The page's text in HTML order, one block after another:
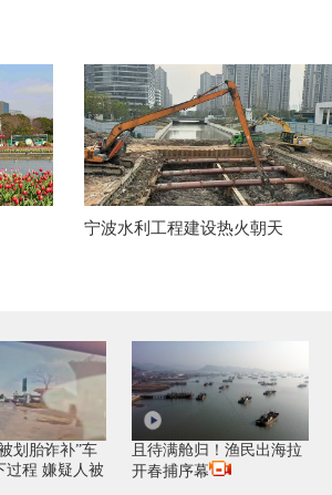
宁波水利工程建设热火朝天
划胎诈补”车
过程 嫌疑人被
且待满舱归！渔民出海拉
开春捕序幕